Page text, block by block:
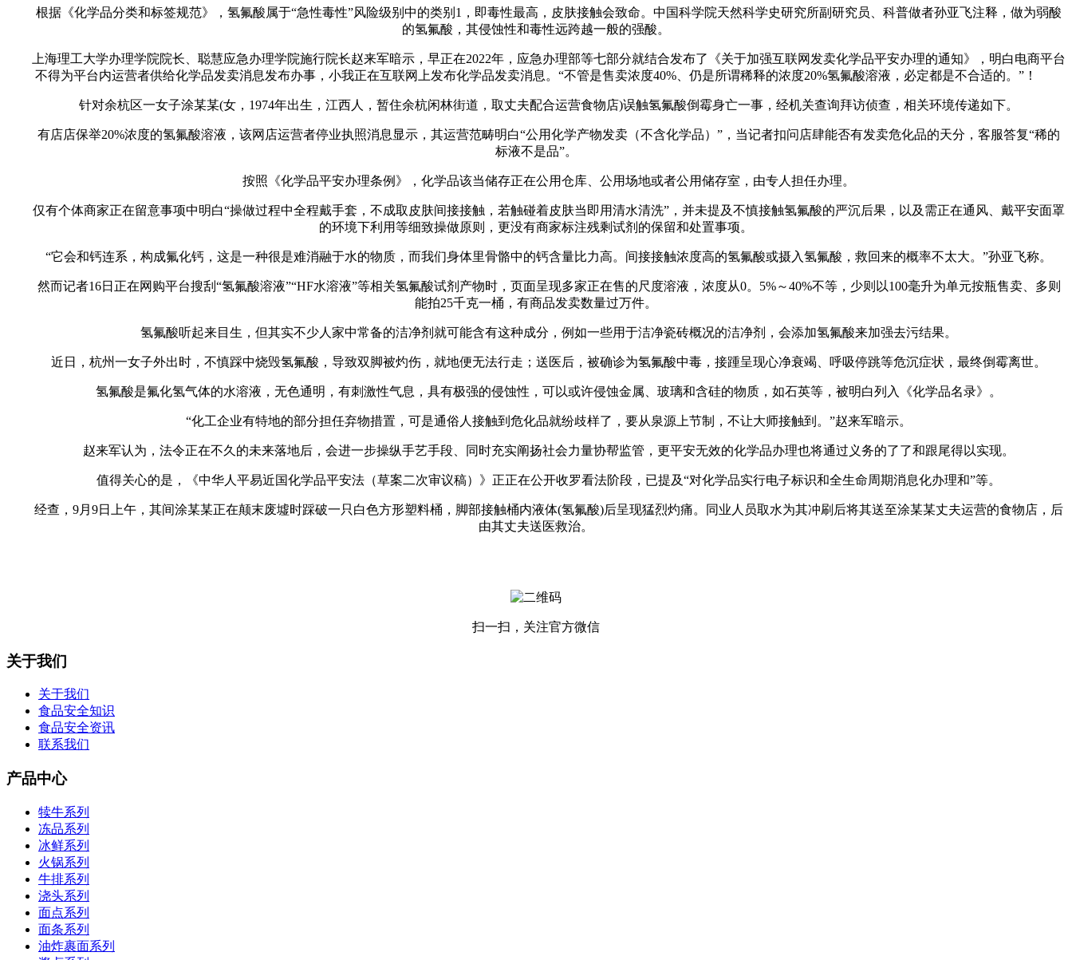
根据《化学品分类和标签规范》，氢氟酸属于“急性毒性”风险级别中的类别1，即毒性最高，皮肤接触会致命。中国科学院天然科学史研究所副研究员、科普做者孙亚飞注释，做为弱酸
的氢氟酸，其侵蚀性和毒性远跨越一般的强酸。
上海理工大学办理学院院长、聪慧应急办理学院施行院长赵来军暗示，早正在2022年，应急办理部等七部分就结合发布了《关于加强互联网发卖化学品平安办理的通知》，明白电商平台
不得为平台内运营者供给化学品发卖消息发布办事，小我正在互联网上发布化学品发卖消息。“不管是售卖浓度40%、仍是所谓稀释的浓度20%氢氟酸溶液，必定都是不合适的。”！
针对余杭区一女子涂某某(女，1974年出生，江西人，暂住余杭闲林街道，取丈夫配合运营食物店)误触氢氟酸倒霉身亡一事，经机关查询拜访侦查，相关环境传递如下。
有店店保举20%浓度的氢氟酸溶液，该网店运营者停业执照消息显示，其运营范畴明白“公用化学产物发卖（不含化学品）”，当记者扣问店肆能否有发卖危化品的天分，客服答复“稀的
标液不是品”。
按照《化学品平安办理条例》，化学品该当储存正在公用仓库、公用场地或者公用储存室，由专人担任办理。
仅有个体商家正在留意事项中明白“操做过程中全程戴手套，不成取皮肤间接接触，若触碰着皮肤当即用清水清洗”，并未提及不慎接触氢氟酸的严沉后果，以及需正在通风、戴平安面罩
的环境下利用等细致操做原则，更没有商家标注残剩试剂的保留和处置事项。
“它会和钙连系，构成氟化钙，这是一种很是难消融于水的物质，而我们身体里骨骼中的钙含量比力高。间接接触浓度高的氢氟酸或摄入氢氟酸，救回来的概率不太大。”孙亚飞称。
然而记者16日正在网购平台搜刮“氢氟酸溶液”“HF水溶液”等相关氢氟酸试剂产物时，页面呈现多家正在售的尺度溶液，浓度从0。5%～40%不等，少则以100毫升为单元按瓶售卖、多则
能拍25千克一桶，有商品发卖数量过万件。
氢氟酸听起来目生，但其实不少人家中常备的洁净剂就可能含有这种成分，例如一些用于洁净瓷砖概况的洁净剂，会添加氢氟酸来加强去污结果。
近日，杭州一女子外出时，不慎踩中烧毁氢氟酸，导致双脚被灼伤，就地便无法行走；送医后，被确诊为氢氟酸中毒，接踵呈现心净衰竭、呼吸停跳等危沉症状，最终倒霉离世。
氢氟酸是氟化氢气体的水溶液，无色通明，有刺激性气息，具有极强的侵蚀性，可以或许侵蚀金属、玻璃和含硅的物质，如石英等，被明白列入《化学品名录》。
“化工企业有特地的部分担任弃物措置，可是通俗人接触到危化品就纷歧样了，要从泉源上节制，不让大师接触到。”赵来军暗示。
赵来军认为，法令正在不久的未来落地后，会进一步操纵手艺手段、同时充实阐扬社会力量协帮监管，更平安无效的化学品办理也将通过义务的了了和跟尾得以实现。
值得关心的是，《中华人平易近国化学品平安法（草案二次审议稿）》正正在公开收罗看法阶段，已提及“对化学品实行电子标识和全生命周期消息化办理和”等。
经查，9月9日上午，其间涂某某正在颠末废墟时踩破一只白色方形塑料桶，脚部接触桶内液体(氢氟酸)后呈现猛烈灼痛。同业人员取水为其冲刷后将其送至涂某某丈夫运营的食物店，后
由其丈夫送医救治。
扫一扫，关注官方微信
关于我们
关于我们
食品安全知识
食品安全资讯
联系我们
产品中心
犊牛系列
冻品系列
冰鲜系列
火锅系列
牛排系列
浇头系列
面点系列
面条系列
油炸裹面系列